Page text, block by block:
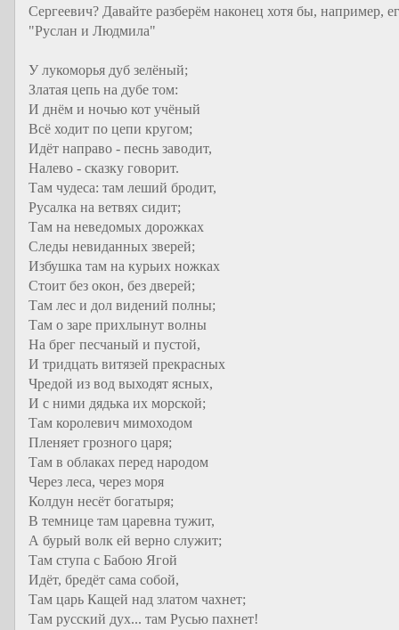
Сергеевич? Давайте разберём наконец хотя бы, например,
"Руслан и Людмила"
У лукоморья дуб зелёный;
Златая цепь на дубе том:
И днём и ночью кот учёный
Всё ходит по цепи кругом;
Идёт направо - песнь заводит,
Налево - сказку говорит.
Там чудеса: там леший бродит,
Русалка на ветвях сидит;
Там на неведомых дорожках
Следы невиданных зверей;
Избушка там на курьих ножках
Стоит без окон, без дверей;
Там лес и дол видений полны;
Там о заре прихлынут волны
На брег песчаный и пустой,
И тридцать витязей прекрасных
Чредой из вод выходят ясных,
И с ними дядька их морской;
Там королевич мимоходом
Пленяет грозного царя;
Там в облаках перед народом
Через леса, через моря
Колдун несёт богатыря;
В темнице там царевна тужит,
А бурый волк ей верно служит;
Там ступа с Бабою Ягой
Идёт, бредёт сама собой,
Там царь Кащей над златом чахнет;
Там русский дух... там Русью пахнет!